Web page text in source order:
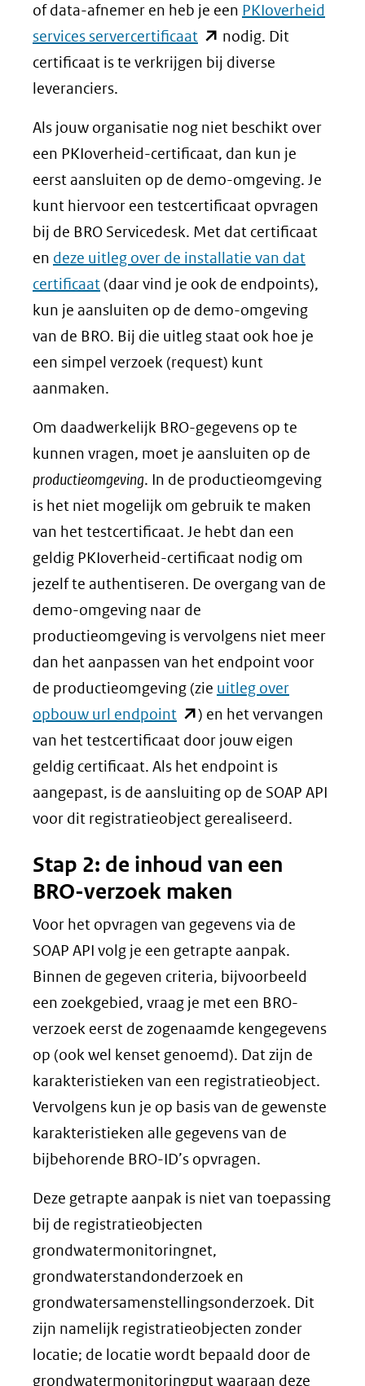
of data-afnemer en heb je een PKIoverheid
services servercertificaat (opent
in
(verwijst
naar
nodig. Dit
certificaat is te verkrijgen bij diverse
leveranciers.
Als jouw organisatie nog niet beschikt over
een PKIoverheid-certificaat, dan kun je
eerst aansluiten op de demo-omgeving. Je
kunt hiervoor een testcertificaat opvragen
bij de BRO Servicedesk. Met dat certificaat
en deze uitleg over de installatie van dat
certificaat (daar vind je ook de endpoints),
kun je aansluiten op de demo-omgeving
van de BRO. Bij die uitleg staat ook hoe je
een simpel verzoek (request) kunt
aanmaken.
Om daadwerkelijk BRO-gegevens op te
kunnen vragen, moet je aansluiten op de
productieomgeving. In de productieomgeving
is het niet mogelijk om gebruik te maken
van het testcertificaat. Je hebt dan een
geldig PKIoverheid-certificaat nodig om
jezelf te authentiseren. De overgang van de
demo-omgeving naar de
productieomgeving is vervolgens niet meer
dan het aanpassen van het endpoint voor
de productieomgeving (zie uitleg over
opbouw url endpoint (opent
in
nieuw
venster)
(verwijst
een
andere
website)
) en het vervangen
van het testcertificaat door jouw eigen
geldig certificaat. Als het endpoint is
aangepast, is de aansluiting op de SOAP API
voor dit registratieobject gerealiseerd.
Stap 2: de inhoud van een
BRO-verzoek maken
Voor het opvragen van gegevens via de
SOAP API volg je een getrapte aanpak.
Binnen de gegeven criteria, bijvoorbeeld
een zoekgebied, vraag je met een BRO-
verzoek eerst de zogenaamde kengegevens
op (ook wel kenset genoemd). Dat zijn de
karakteristieken van een registratieobject.
Vervolgens kun je op basis van de gewenste
karakteristieken alle gegevens van de
bijbehorende BRO-ID’s opvragen.
Deze getrapte aanpak is niet van toepassing
bij de registratieobjecten
grondwatermonitoringnet,
grondwaterstandonderzoek en
grondwatersamenstellingsonderzoek. Dit
zijn namelijk registratieobjecten zonder
locatie; de locatie wordt bepaald door de
grondwatermonitoringput waaraan deze